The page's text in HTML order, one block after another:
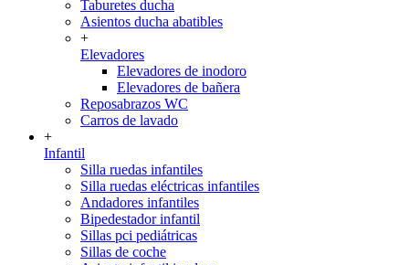
Taburetes ducha
Asientos ducha abatibles
+
Elevadores
Elevadores de inodoro
Elevadores de bañera
Reposabrazos WC
Carros de lavado
+
Infantil
Silla ruedas infantiles
Silla ruedas eléctricas infantiles
Andadores infantiles
Bipedestador infantil
Sillas pci pediátricas
Sillas de coche